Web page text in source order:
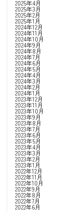
2025年4月
2025年3月
2025年2月
2025年1月
2024年12月
2024年11月
2024年10月
2024年9月
2024年8月
2024年7月
2024年6月
2024年5月
2024年4月
2024年3月
2024年2月
2024年1月
2023年12月
2023年11月
2023年10月
2023年9月
2023年8月
2023年7月
2023年6月
2023年5月
2023年4月
2023年3月
2023年2月
2023年1月
2022年12月
2022年11月
2022年10月
2022年9月
2022年8月
2022年7月
2022年6月